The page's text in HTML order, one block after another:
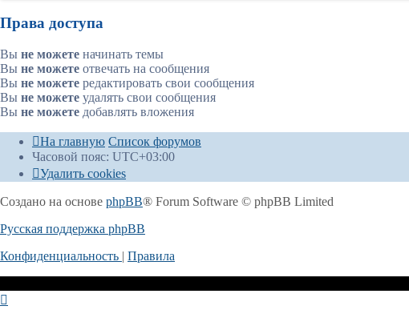
Права доступа
Вы не можете начинать темы
Вы не можете отвечать на сообщения
Вы не можете редактировать свои сообщения
Вы не можете удалять свои сообщения
Вы не можете добавлять вложения
На главную Список форумов
Часовой пояс: UTC+03:00
Удалить cookies
Создано на основе phpBB® Forum Software © phpBB Limited
Русская поддержка phpBB
Конфиденциальность | Правила